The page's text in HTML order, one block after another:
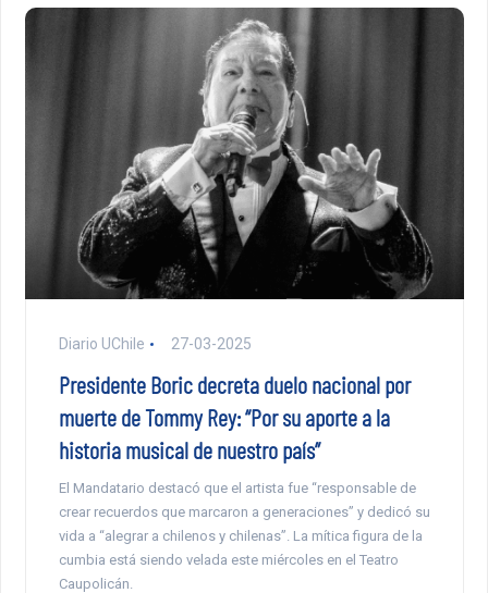
Diario UChile 27-03-2025
Presidente Boric decreta duelo nacional por
muerte de Tommy Rey: “Por su aporte a la
historia musical de nuestro país”
El Mandatario destacó que el artista fue “responsable de
crear recuerdos que marcaron a generaciones” y dedicó su
vida a “alegrar a chilenos y chilenas”. La mítica figura de la
cumbia está siendo velada este miércoles en el Teatro
Caupolicán.